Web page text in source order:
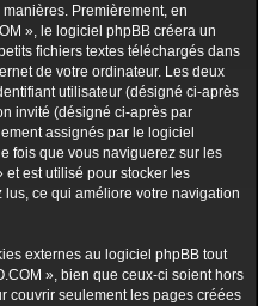
r
Premièrement, en
», le logiciel phpBB créera un
fichiers textes téléchargés dans
de votre ordinateur. Les deux
utilisateur (désigné ci-après
invité (désigné ci-après par
assignés par le logiciel
fois que vous naviguerez sur les
et est utilisé pour stocker les
ce qui améliore votre navigation
externes au logiciel phpBB tout
», bien que ceux-ci soient hors
couvrir seulement les pages créées